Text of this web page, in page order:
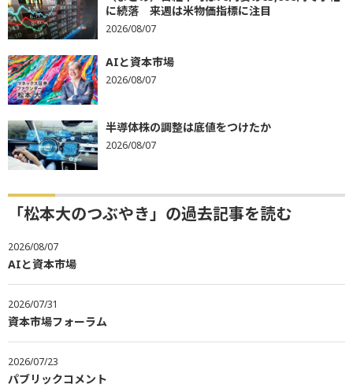
に続落 来週は米物価指標に注目
2026/08/07
AIと資本市場
2026/08/07
半導体株の調整は底値をつけたか
2026/08/07
「松本大のつぶやき」の過去記事を読む
2026/08/07
AIと資本市場
2026/07/31
資本市場フォーラム
2026/07/23
パブリックコメント